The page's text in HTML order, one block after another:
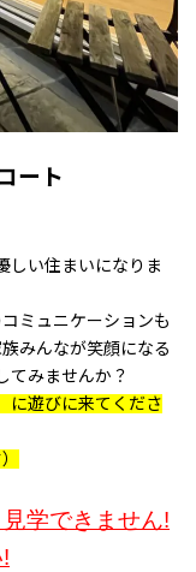
ート
しい住まいになりま
ミュニケーションも
みんなが笑顔になる
てみませんか？
に遊びに来てくださ
学できません!